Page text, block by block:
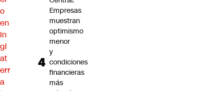
o
en
In
gl
at
err
a
Empresas
muestran
optimismo
menor
y
condiciones
financieras
más